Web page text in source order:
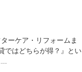
ーケア・リフォームま
ではどちらが得？』とい